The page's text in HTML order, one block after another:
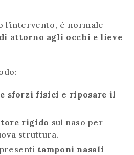
l’intervento, è normale
attorno agli occhi e lieve
sforzi fisici e riposare il
rigido sul naso per
struttura.
tamponi nasali